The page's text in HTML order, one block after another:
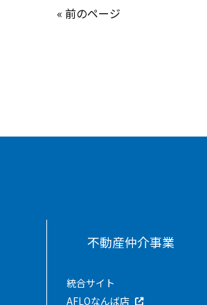
« 前のページ
不動産仲介事業
統合サイト
AFLOなんば店